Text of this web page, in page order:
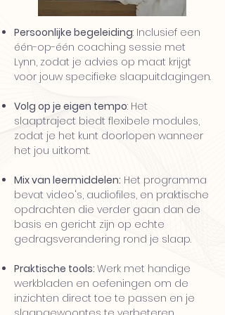
Persoonlijke begeleiding: Inclusief een
één-op-één coaching sessie met
Lynn, zodat je advies op maat krijgt
voor jouw specifieke slaapuitdagingen.
Volg op je eigen tempo: Het
slaaptraject biedt flexibele modules,
zodat je het kunt doorlopen wanneer
het jou uitkomt.
Mix van leermiddelen: Het programma
bevat video's, audiofiles, en praktische
opdrachten die verder gaan dan de
basis en gericht zijn op echte
gedragsverandering rond je slaap.
Praktische tools: Werk met handige
werkbladen en oefeningen om de
inzichten direct toe te passen en je